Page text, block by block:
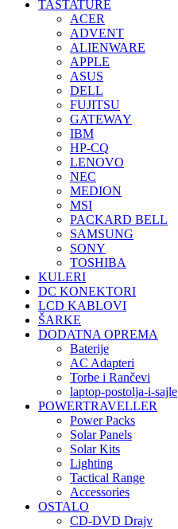
TASTATURE
ACER
ADVENT
ALIENWARE
APPLE
ASUS
DELL
FUJITSU
GATEWAY
IBM
HP-CQ
LENOVO
NEC
MEDION
MSI
PACKARD BELL
SAMSUNG
SONY
TOSHIBA
KULERI
DC KONEKTORI
LCD KABLOVI
ŠARKE
DODATNA OPREMA
Baterije
AC Adapteri
Torbe i Rančevi
laptop-postolja-i-sajle
POWERTRAVELLER
Power Packs
Solar Panels
Solar Kits
Lighting
Tactical Range
Accessories
OSTALO
CD-DVD Drajv